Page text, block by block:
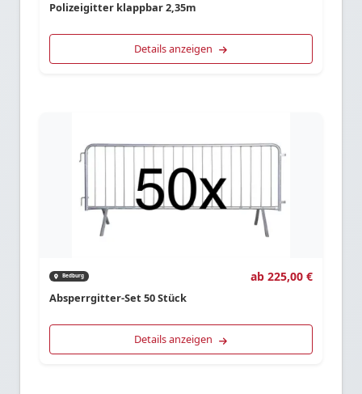
Polizeigitter klappbar 2,35m
Details anzeigen
Bedburg ab 225,00 €
Absperrgitter-Set 50 Stück
Details anzeigen